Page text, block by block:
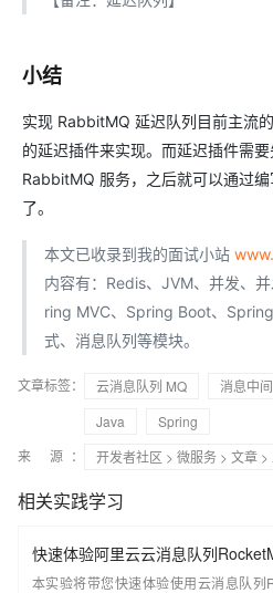
小结
实现 RabbitMQ 延迟队列目前主流
的延迟插件来实现。而延迟插件需
RabbitMQ 服务，之后就可以通过
了。
本文已收录到我的面试小站
内容有：Redis、JVM、并发、
ring MVC、Spring Boot、
式、消息队列等模块。
文章标签： 云消息队列 MQ 消息中
Java
Spring
来 源：
开发者社区 > 微服务 > 文章 >
相关实践学习
快速体验阿里云云消息队列
本实验将带您快速体验使用云消息队列